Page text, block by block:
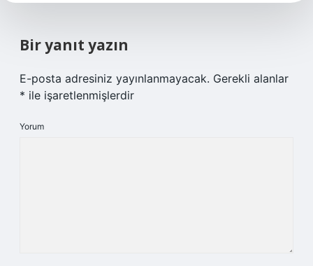
Bir yanıt yazın
E-posta adresiniz yayınlanmayacak. Gerekli alanlar
* ile işaretlenmişlerdir
Yorum